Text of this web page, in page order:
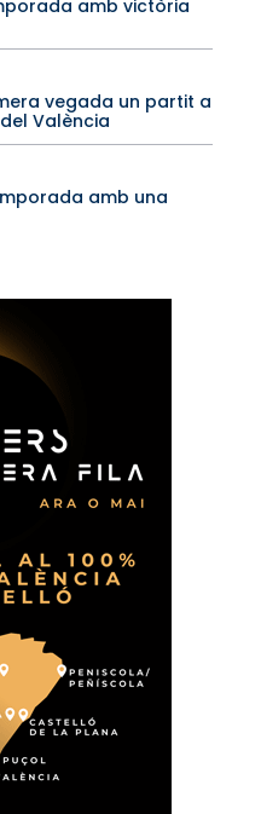
amb victòria
vegada un partit a
València
amb una